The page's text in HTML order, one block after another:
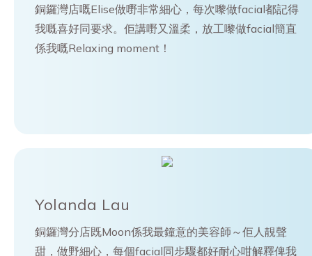
銅鑼灣店嘅Elise做嘢非常細心，每次嚟做facial都記得
我嘅喜好同要求。佢講嘢又溫柔，放工嚟做facial簡直
係我嘅Relaxing moment！
Yolanda Lau
銅鑼灣分店既Moon係我最鐘意的美容師～佢人靚聲
甜，做野細心，每個facial同步驟都好耐心咁解釋俾我